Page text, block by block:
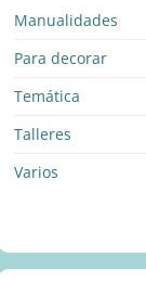
Manualidades
Para decorar
Temática
Talleres
Varios